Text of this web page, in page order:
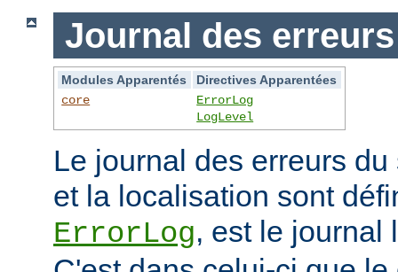
Journal des erreurs
Modules Apparentés
Directives Apparentées
core
ErrorLog
LogLevel
Le journal des erreurs
et la localisation sont
ErrorLog, est le journal